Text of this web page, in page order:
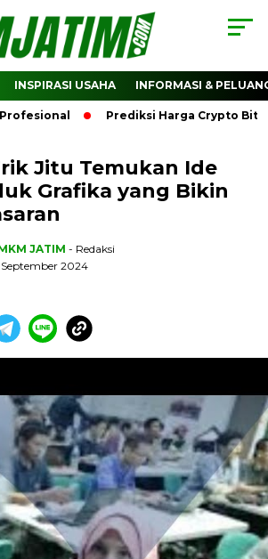
INSPIRASI USAHA INFORMASI &
Prediksi Harga Crypto Bitcoin:
Jitu Temukan Ide
Grafika yang Bikin
JATIM - Redaksi
September 2024